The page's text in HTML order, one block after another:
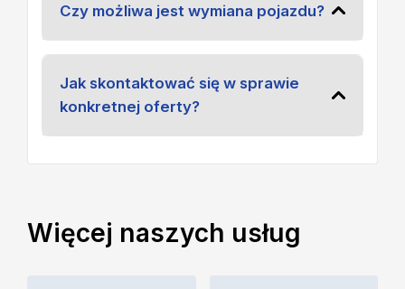
Czy możliwa jest wymiana pojazdu?
Jak skontaktować się w sprawie
konkretnej oferty?
Więcej naszych usług